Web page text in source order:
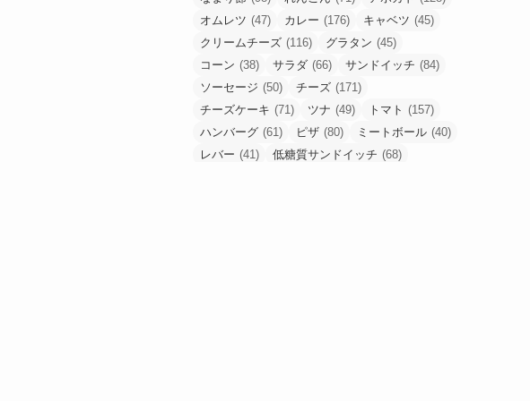
オムレツ (47) カレー (176) キャベツ (45)
クリームチーズ (116) グラタン (45)
コーン (38) サラダ (66) サンドイッチ (84)
ソーセージ (50) チーズ (171)
チーズケーキ (71) ツナ (49) トマト (157)
ハンバーグ (61) ピザ (80) ミートボール (40)
レバー (41) 低糖質サンドイッチ (68)